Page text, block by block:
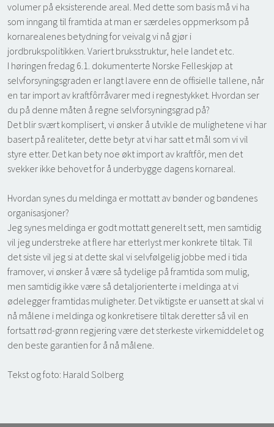
volumer på eksisterende areal. Med dette som basis må vi ha
som inngang til framtida at man er særdeles oppmerksom på
kornarealenes betydning for veivalg vi nå gjør i
jordbrukspolitikken. Variert bruksstruktur, hele landet etc.
I høringen fredag 6.1. dokumenterte Norske Felleskjøp at
selvforsyningsgraden er langt lavere enn de offisielle tallene, når
en tar import av kraftfôrråvarer med i regnestykket. Hvordan ser
du på denne måten å regne selvforsyningsgrad på?
Det blir svært komplisert, vi ønsker å utvikle de mulighetene vi har
basert på realiteter, dette betyr at vi har satt et mål som vi vil
styre etter. Det kan bety noe økt import av kraftfôr, men det
svekker ikke behovet for å underbygge dagens kornareal.
Hvordan synes du meldinga er mottatt av bønder og bøndenes
organisasjoner?
Jeg synes meldinga er godt mottatt generelt sett, men samtidig
vil jeg understreke at flere har etterlyst mer konkrete tiltak. Til
det siste vil jeg si at dette skal vi selvfølgelig jobbe med i tida
framover, vi ønsker å være så tydelige på framtida som mulig,
men samtidig ikke være så detaljorienterte i meldinga at vi
ødelegger framtidas muligheter. Det viktigste er uansett at skal vi
nå målene i meldinga og konkretisere tiltak deretter så vil en
fortsatt rød-grønn regjering være det sterkeste virkemiddelet og
den beste garantien for å nå målene.
Tekst og foto: Harald Solberg